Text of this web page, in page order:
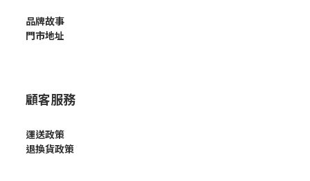
品牌故事
門市地址
顧客服務
運送政策
退換貨政策